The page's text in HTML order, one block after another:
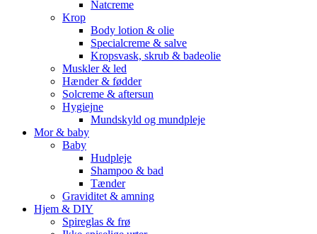
Natcreme
Krop
Body lotion & olie
Specialcreme & salve
Kropsvask, skrub & badeolie
Muskler & led
Hænder & fødder
Solcreme & aftersun
Hygiejne
Mundskyld og mundpleje
Mor & baby
Baby
Hudpleje
Shampoo & bad
Tænder
Graviditet & amning
Hjem & DIY
Spireglas & frø